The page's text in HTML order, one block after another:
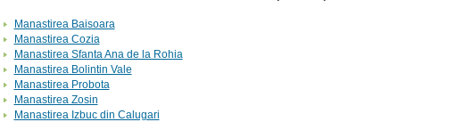
Manastirea Baisoara
Manastirea Cozia
Manastirea Sfanta Ana de la Rohia
Manastirea Bolintin Vale
Manastirea Probota
Manastirea Zosin
Manastirea Izbuc din Calugari